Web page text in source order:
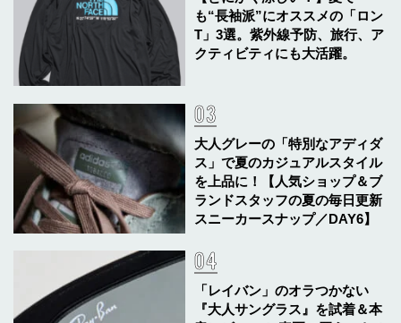
も“長袖派”にオススメの「ロン
T」3選。紫外線予防、旅行、ア
クティビティにも大活躍。
大人グレーの「特別なアディダ
ス」で夏のカジュアルスタイル
を上品に！【人気ショップ＆ブ
ランドスタッフの夏の毎日更新
スニーカースナップ／DAY6】
「レイバン」のオラつかない
『大人サングラス』を試着＆本